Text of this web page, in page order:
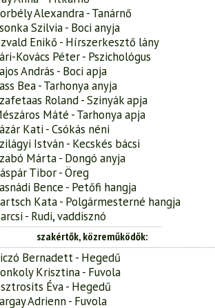
Alexandra - Tanárnő
Szilvia - Boci anyja
Enikő - Hírszerkesztő lány
Kovács Péter - Pszichológus
András - Boci apja
Bea - Tarhonya anyja
Roland - Szinyák apja
Máté - Tarhonya apja
Kati - Csókás néni
István - Kecskés bácsi
Márta - Dongó anyja
Tibor - Öreg
Bence - Petőfi hangja
Kata - Polgármesterné hangja
- Rudi, vaddisznó
szakértők, közreműködők
Bernadett - Hegedű
Krisztina - Fuvola
Éva - Hegedű
Adrienn - Fuvola